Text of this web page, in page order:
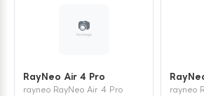
RayNeo Air 4 Pro
rayneo RayNeo Air 4 Pro rayneo